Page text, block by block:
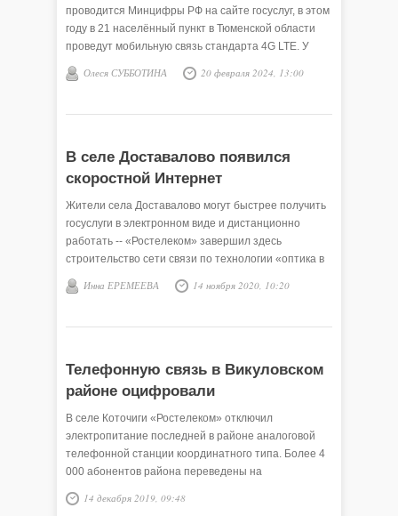
проводится Минцифры РФ на сайте госуслуг, в этом
году в 21 населённый пункт в Тюменской области
проведут мобильную связь стандарта 4G LTE. У
жителей появится возможность пользоваться
высокоскоростным Интернетом и необходимыми
Олеся СУББОТИНА 20 февраля 2024, 13:00
В селе Доставалово появился
скоростной Интернет
Жители села Доставалово могут быстрее получить
госуслуги в электронном виде и дистанционно
работать -- «Ростелеком» завершил здесь
строительство сети связи по технологии «оптика в
квартиру».
Инна ЕРЕМЕЕВА 14 ноября 2020, 10:20
Телефонную связь в Викуловском
районе оцифровали
В селе Коточиги «Ростелеком» отключил
электропитание последней в районе аналоговой
телефонной станции координатного типа. Более 4
000 абонентов района переведены на
оборудование нового поколения.
14 декабря 2019, 09:48